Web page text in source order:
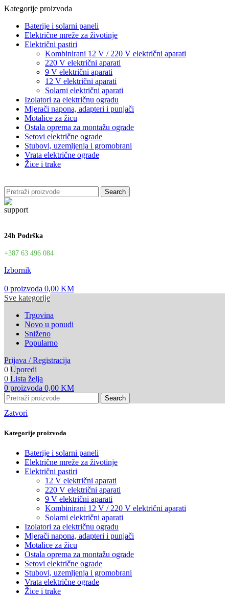
Kategorije proizvoda
Baterije i solarni paneli
Električne mreže za životinje
Električni pastiri
Kombinirani 12 V / 220 V električni aparati
220 V električni aparati
9 V električni aparati
12 V električni aparati
Solarni električni aparati
Izolatori za električnu ogradu
Mjerači napona, adapteri i punjači
Motalice za žicu
Ostala oprema za montažu ograde
Setovi električne ograde
Stubovi, uzemljenja i gromobrani
Vrata električne ograde
Žice i trake
Search
24h Podrška
+387 63 496 084
Izbornik
0 proizvoda 0,00 KM
Sve kategorije
Trgovina
Novo u ponudi
Sniženo
Popularno
Prijava / Registracija
0 Uporedi
0 Lista želja
0 proizvoda 0,00 KM
Search
Zatvori
Kategorije proizvoda
Baterije i solarni paneli
Električne mreže za životinje
Električni pastiri
12 V električni aparati
220 V električni aparati
9 V električni aparati
Kombinirani 12 V / 220 V električni aparati
Solarni električni aparati
Izolatori za električnu ogradu
Mjerači napona, adapteri i punjači
Motalice za žicu
Ostala oprema za montažu ograde
Setovi električne ograde
Stubovi, uzemljenja i gromobrani
Vrata električne ograde
Žice i trake